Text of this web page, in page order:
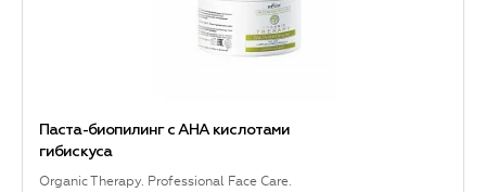
Паста-биопилинг с АНА кислотами
гибискуса
Organic Therapy. Professional Face Care.